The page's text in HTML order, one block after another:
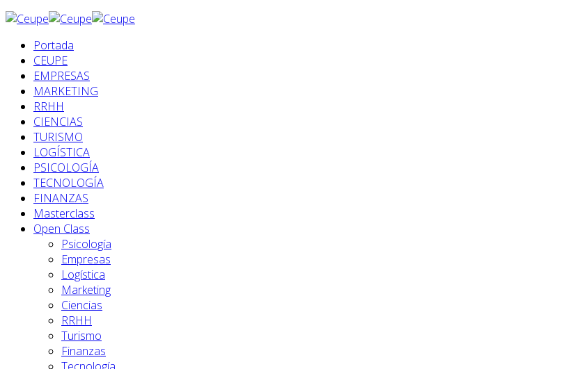
Portada
CEUPE
EMPRESAS
MARKETING
RRHH
CIENCIAS
TURISMO
LOGÍSTICA
PSICOLOGÍA
TECNOLOGÍA
FINANZAS
Masterclass
Open Class
Psicología
Empresas
Logística
Marketing
Ciencias
RRHH
Turismo
Finanzas